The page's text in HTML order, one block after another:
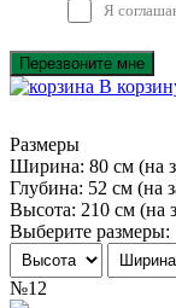
Я
Перезвоните мне
В
Размеры
Ширина: 80 см (на
Глубина: 52 см (на
Высота: 210 см (на
Выберите размеры:
№12